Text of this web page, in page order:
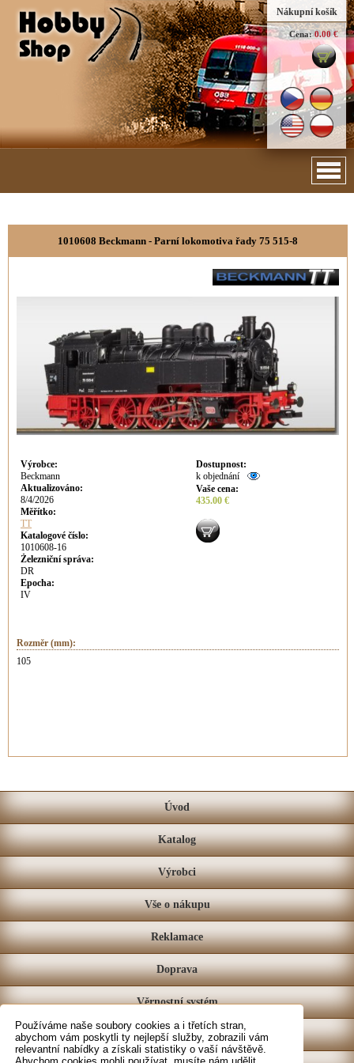
Používáme naše soubory cookies a i třetích stran,
abychom vám poskytli ty nejlepší služby, zobrazili vám
relevantní nabídky a získali statistiky o vaší návštěvě.
Nákupní košík
Cena: 0.00 €
1010608 Beckmann - Parní lokomotiva řady 75 515-8
Výrobce:
Beckmann
Aktualizováno:
8/4/2026
Měřítko:
TT
Katalogové číslo:
1010608-16
Železniční správa:
DR
Epocha:
IV
Dostupnost:
k objednání
Vaše cena:
435.00 €
Rozměr (mm):
105
Úvod
Katalog
Výrobci
Vše o nákupu
Reklamace
Doprava
Věrnostní systém
Prodejna